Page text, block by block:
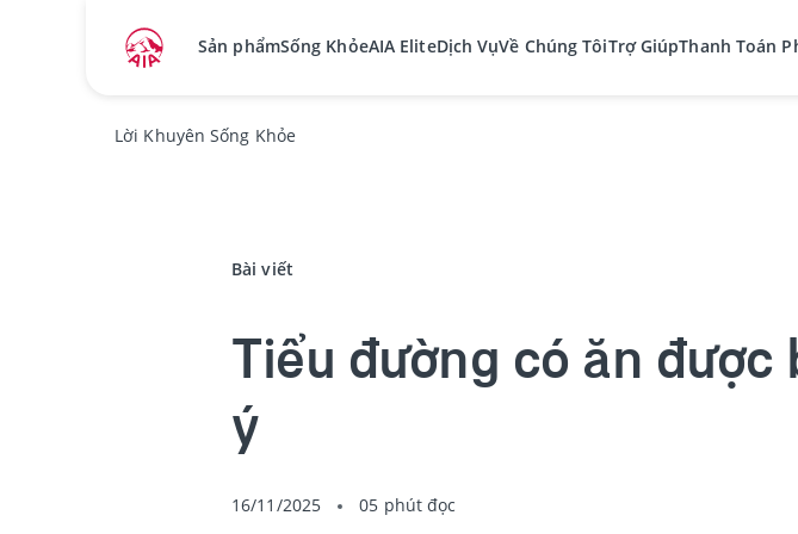
Sản phẩmSống KhỏeAIA EliteDịch VụVề Chúng TôiTrợ GiúpThanh Toán
Lời Khuyên Sống Khỏe
Bài viết
Tiểu đường có ăn được
ý
16/11/2025 05 phút đọc